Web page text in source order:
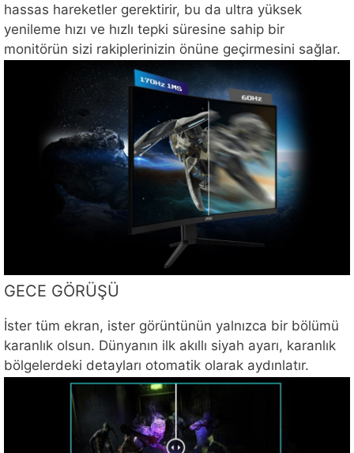
hassas hareketler gerektirir, bu da ultra yüksek
yenileme hızı ve hızlı tepki süresine sahip bir
monitörün sizi rakiplerinizin önüne geçirmesini sağlar.
GECE GÖRÜŞÜ
İster tüm ekran, ister görüntünün yalnızca bir bölümü
karanlık olsun. Dünyanın ilk akıllı siyah ayarı, karanlık
bölgelerdeki detayları otomatik olarak aydınlatır.